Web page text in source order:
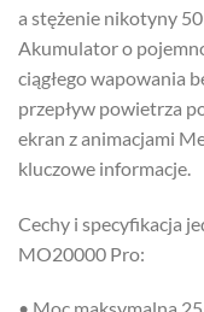
a stężenie nikotyny
Akumulator o
ciągłego wapowania
przepływ powietrza
ekran z animacjami
kluczowe informacje.
Cechy i specyfikacja
MO20000 Pro: